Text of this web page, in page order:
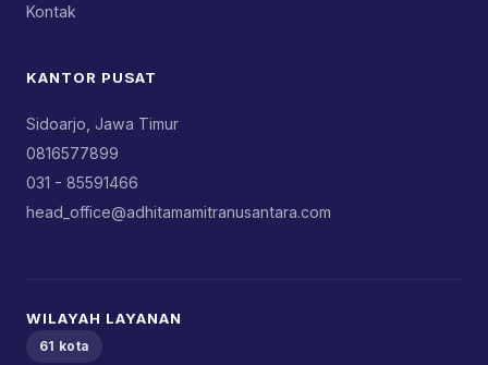
Kontak
KANTOR PUSAT
Sidoarjo, Jawa Timur
0816577899
031 - 85591466
head_office@adhitamamitranusantara.com
WILAYAH LAYANAN
61 kota